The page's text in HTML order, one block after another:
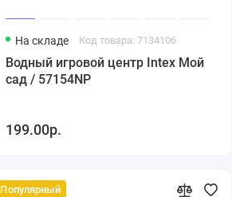
На складе Код товара: 7134106
Водный игровой центр Intex Мой
сад / 57154NP
199.00р.
Популярный